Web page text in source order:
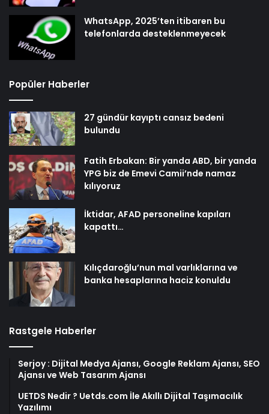
WhatsApp, 2025’ten itibaren bu
telefonlarda desteklenmeyecek
Popüler Haberler
27 gündür kayıptı cansız bedeni
bulundu
Fatih Erbakan: Bir yanda ABD, bir yanda
YPG biz de Emevi Camii’nde namaz
kılıyoruz
İktidar, AFAD personeline kapıları
kapattı…
Kılıçdaroğlu’nun mal varlıklarına ve
banka hesaplarına haciz konuldu
Rastgele Haberler
Serjoy : Dijital Medya Ajansı, Google Reklam Ajansı, SEO
Ajansı ve Web Tasarım Ajansı
UETDS Nedir ? Uetds.com İle Akıllı Dijital Taşımacılık
Yazılımı